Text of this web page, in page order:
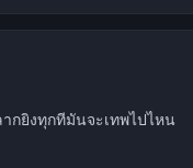
กยิงทุกทีมันจะเทพไปไหน